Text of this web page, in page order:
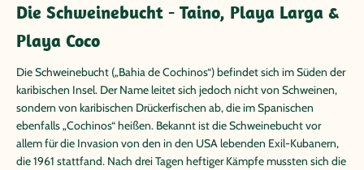
Die Schweinebucht - Taino, Playa Larga &
Playa Coco
Die Schweinebucht („Bahia de Cochinos“) befindet sich im Süden der
karibischen Insel. Der Name leitet sich jedoch nicht von Schweinen,
sondern von karibischen Drückerfischen ab, die im Spanischen
ebenfalls „Cochinos“ heißen. Bekannt ist die Schweinebucht vor
allem für die Invasion von den in den USA lebenden Exil-Kubanern,
die 1961 stattfand. Nach drei Tagen heftiger Kämpfe mussten sich die